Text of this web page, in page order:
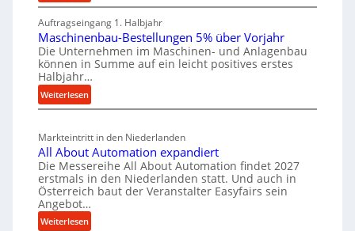
i
l
e
n
n
z
e
u
p
r
o
h
e
W
s
h
a
f
t
M
a
t
e
r
i
a
l
e
r
s
o
Auftragseingang 1. Halbjahr
Maschinenbau-Bestellungen 5% über Vorjahr
Die Unternehmen im Maschinen- und Anlagenbau
können in Summe auf ein leicht positives erstes
Halbjahr…
Weiterlesen:
M
s
c
h
i
n
e
Markteintritt in den Niederlanden
All About Automation expandiert
Die Messereihe All About Automation findet 2027
erstmals in den Niederlanden statt. Und auch in
Österreich baut der Veranstalter Easyfairs sein
Angebot…
Weiterlesen: